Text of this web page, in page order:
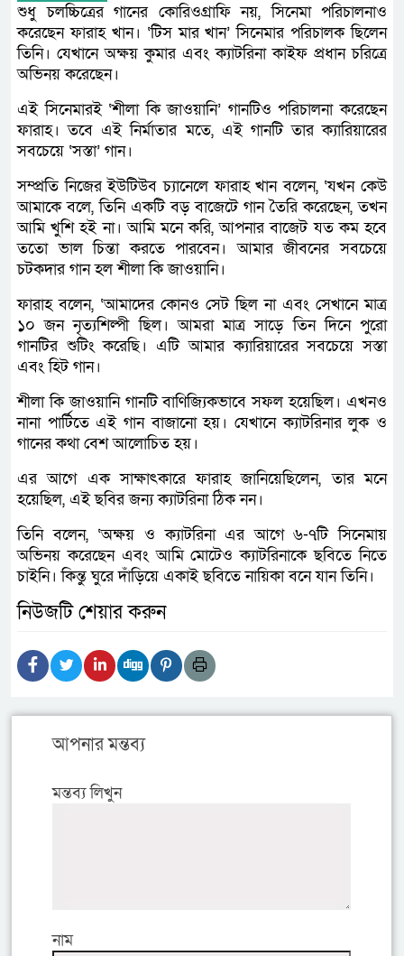
শুধু চলচ্চিত্রের গানের কোরিওগ্রাফি নয়, সিনেমা পরিচালনাও
করেছেন ফারাহ খান। ‘টিস মার খান’ সিনেমার পরিচালক ছিলেন
তিনি। যেখানে অক্ষয় কুমার এবং ক্যাটরিনা কাইফ প্রধান চরিত্রে
অভিনয় করেছেন।
এই সিনেমারই ‘শীলা কি জাওয়ানি’ গানটিও পরিচালনা করেছেন
ফারাহ। তবে এই নির্মাতার মতে, এই গানটি তার ক্যারিয়ারের
সবচেয়ে ‘সস্তা’ গান।
সম্প্রতি নিজের ইউটিউব চ্যানেলে ফারাহ খান বলেন, ‘যখন কেউ
আমাকে বলে, তিনি একটি বড় বাজেটে গান তৈরি করেছেন, তখন
আমি খুশি হই না। আমি মনে করি, আপনার বাজেট যত কম হবে
ততো ভাল চিন্তা করতে পারবেন। আমার জীবনের সবচেয়ে
চটকদার গান হল শীলা কি জাওয়ানি।
ফারাহ বলেন, ‘আমাদের কোনও সেট ছিল না এবং সেখানে মাত্র
১০ জন নৃত্যশিল্পী ছিল। আমরা মাত্র সাড়ে তিন দিনে পুরো
গানটির শুটিং করেছি। এটি আমার ক্যারিয়ারের সবচেয়ে সস্তা
এবং হিট গান।
শীলা কি জাওয়ানি গানটি বাণিজ্যিকভাবে সফল হয়েছিল। এখনও
নানা পার্টিতে এই গান বাজানো হয়। যেখানে ক্যাটরিনার লুক ও
গানের কথা বেশ আলোচিত হয়।
এর আগে এক সাক্ষাৎকারে ফারাহ জানিয়েছিলেন, তার মনে
হয়েছিল, এই ছবির জন্য ক্যাটরিনা ঠিক নন।
তিনি বলেন, ‘অক্ষয় ও ক্যাটরিনা এর আগে ৬-৭টি সিনেমায়
অভিনয় করেছেন এবং আমি মোটেও ক্যাটরিনাকে ছবিতে নিতে
চাইনি। কিন্তু ঘুরে দাঁড়িয়ে একাই ছবিতে নায়িকা বনে যান তিনি।
নিউজটি শেয়ার করুন
আপনার মন্তব্য
মন্তব্য লিখুন
নাম